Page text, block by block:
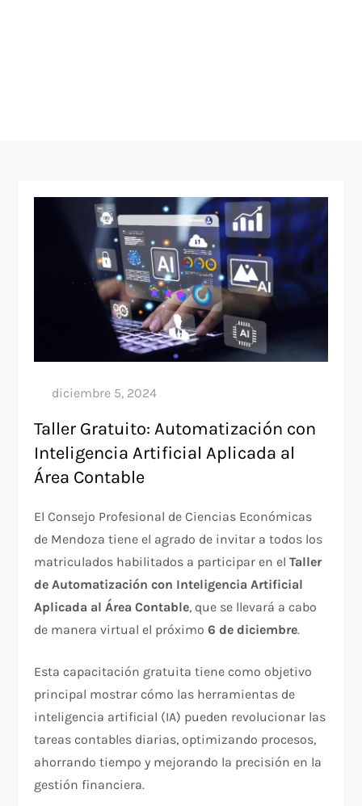
Taller Gratuito: Automatización con
Inteligencia Artificial Aplicada al
Área Contable
El Consejo Profesional de Ciencias Económicas
de Mendoza tiene el agrado de invitar a todos los
matriculados habilitados a participar en elTaller
de Automatización con Inteligencia Artificial
Aplicada al Área Contable, que se llevará a cabo
de manera virtual el próximo6 de diciembre.
Esta capacitación gratuita tiene como objetivo
principal mostrar cómo las herramientas de
inteligencia artificial (IA) pueden revolucionar las
tareas contables diarias, optimizando procesos,
ahorrando tiempo y mejorando la precisión en la
gestión financiera.